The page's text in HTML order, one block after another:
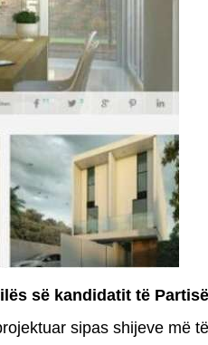
së kandidatit të
sipas shijeve